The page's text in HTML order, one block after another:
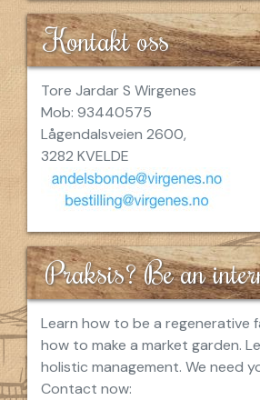
Kontakt oss
Tore Jardar S Wirgenes
Mob: 93440575
Lågendalsveien 2600,
3282 KVELDE
Praksis? Be an
Learn how to be a regenerative
how to make a market garden.
holistic management. We need
Contact now: